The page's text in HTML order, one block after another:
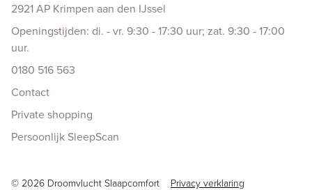
2921 AP Krimpen aan den IJssel
Openingstijden: di. - vr. 9:30 - 17:30 uur; zat. 9:30 - 17:00
uur.
0180 516 563
Contact
Private shopping
Persoonlijk SleepScan
© 2026 Droomvlucht Slaapcomfort Privacy verklaring